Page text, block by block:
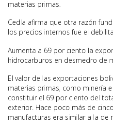
materias primas.
Cedla afirma que otra razón
los precios internos fue el
Aumenta a 69 por ciento la
hidrocarburos en desmedro de
El valor de las exportaciones
materias primas, como minería
constituir el 69 por ciento del
exterior. Hace poco más de
manufacturas era similar a la de